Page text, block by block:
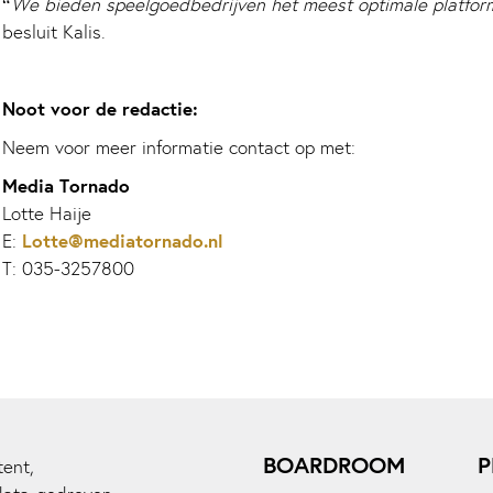
“We bieden speelgoedbedrijven het meest optimale
besluit Kalis.
Noot voor de redactie:
Neem voor meer informatie contact op met:
Media Tornado
Lotte Haije
E: Lotte@mediatornado.nl
T: 035-3257800
BOARDROOM